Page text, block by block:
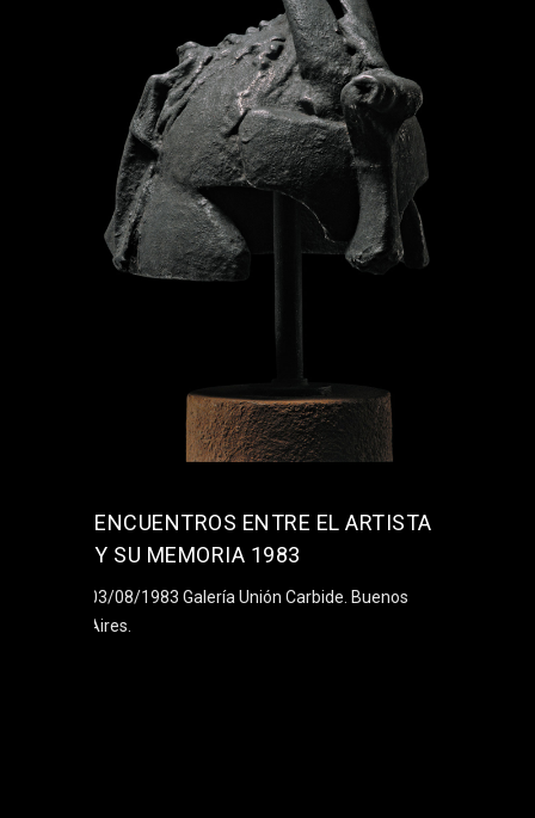
ENCUENTROS ENTRE EL ARTISTA
Y SU MEMORIA 1983
03/08/1983 Galería Unión Carbide. Buenos
Aires.